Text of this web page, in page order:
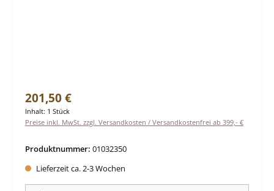
Regulärer Preis:
201,50 €
Inhalt: 1 Stück
Preise inkl. MwSt. zzgl. Versandkosten / Versandkostenfrei ab 399,- €
Produktnummer: 01032350
Lieferzeit ca. 2-3 Wochen